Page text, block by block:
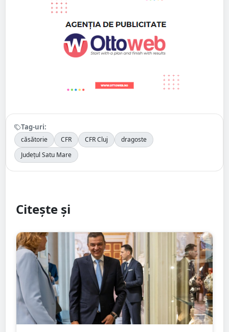
Tag-uri:
căsătorie CFR CFR Cluj
dragoste
Județul Satu Mare
Citește și